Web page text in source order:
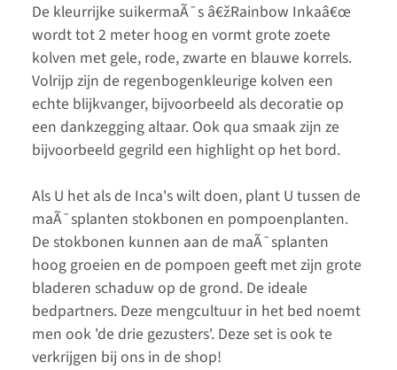
De kleurrijke suikermaÃ¯s â€žRainbow Inkaâ€œ
wordt tot 2 meter hoog en vormt grote zoete
kolven met gele, rode, zwarte en blauwe korrels.
Volrijp zijn de regenbogenkleurige kolven een
echte blijkvanger, bijvoorbeeld als decoratie op
een dankzegging altaar. Ook qua smaak zijn ze
bijvoorbeeld gegrild een highlight op het bord.
Als U het als de Inca's wilt doen, plant U tussen de
maÃ¯splanten stokbonen en pompoenplanten.
De stokbonen kunnen aan de maÃ¯splanten
hoog groeien en de pompoen geeft met zijn grote
bladeren schaduw op de grond. De ideale
bedpartners. Deze mengcultuur in het bed noemt
men ook 'de drie gezusters'. Deze set is ook te
verkrijgen bij ons in de shop!